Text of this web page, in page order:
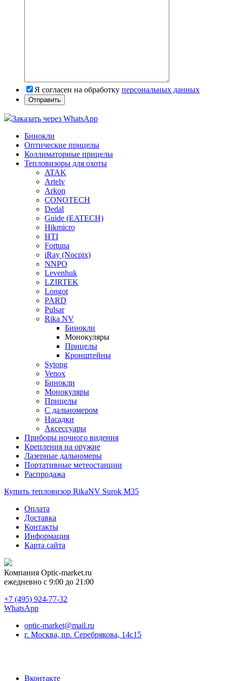
Я согласен на обработку персональных данных
Заказать через WhatsApp
Бинокли
Оптические прицелы
Коллиматорные прицелы
Тепловизоры для охоты
ATAK
Artelv
Arkon
CONOTECH
Dedal
Guide (EATECH)
Hikmicro
HTI
Fortuna
iRay (Nocpix)
NNPO
Levenhuk
LZIRTEK
Longot
PARD
Pulsar
Rika NV
Бинокли
Монокуляры
Прицелы
Кронштейны
Sytong
Venox
Бинокли
Монокуляры
Прицелы
С дальномером
Насадки
Аксессуары
Приборы ночного видения
Крепления на оружие
Лазерные дальномеры
Портативные метеостанции
Распродажа
Купить тепловизор RikaNV Surok M35
Оплата
Доставка
Контакты
Информация
Карта сайта
Компания Optic-market.ru
ежедневно с 9:00 до 21:00
+7 (495) 924-77-32
WhatsApp
optic-market@mail.ru
г. Москва, пр. Серебрякова, 14с15
Вконтакте